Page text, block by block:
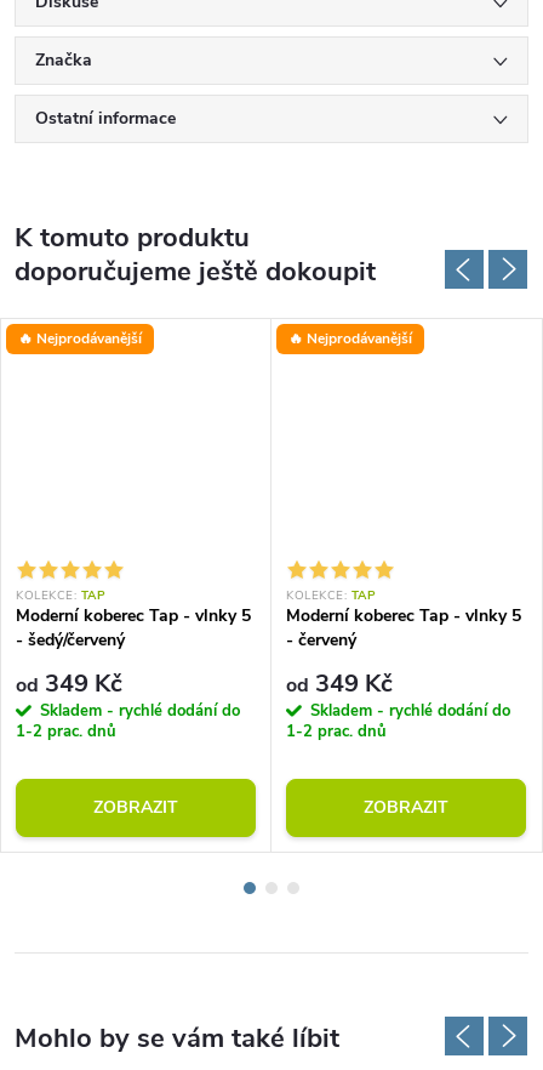
Značka
Ostatní informace
K tomuto produktu
doporučujeme ještě dokoupit
🔥 Nejprodávanější
KOLEKCE: TAP
Moderní koberec Tap - vlnky 5
- šedý/červený
od 349 Kč
Skladem - rychlé dodání do
1-2 prac. dnů
ZOBRAZIT
🔥 Nejprodávanější
KOLEKCE: TAP
Moderní koberec Tap - vlnky 5
- červený
od 349 Kč
Skladem - rychlé dodání do
1-2 prac. dnů
ZOBRAZIT